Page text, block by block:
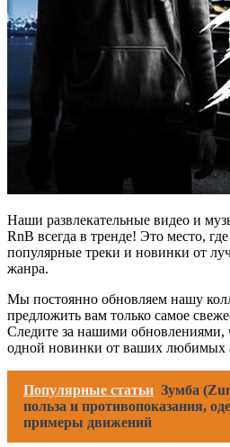
Наши развлекательные видео и
RnB всегда в тренде! Это место,
популярные треки и новинки от
жанра.
Мы постоянно обновляем нашу
предложить вам только самое
Следите за нашими обновлениями,
одной новинки от ваших любимых
Популярные статьи Зумба
польза и противопоказания,
примеры движений